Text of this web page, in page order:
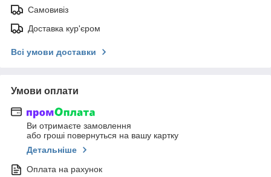
Самовивіз
Доставка кур'єром
Всі умови доставки
Умови оплати
Ви отримаєте замовлення
або гроші повернуться на вашу картку
Детальніше
Оплата на рахунок